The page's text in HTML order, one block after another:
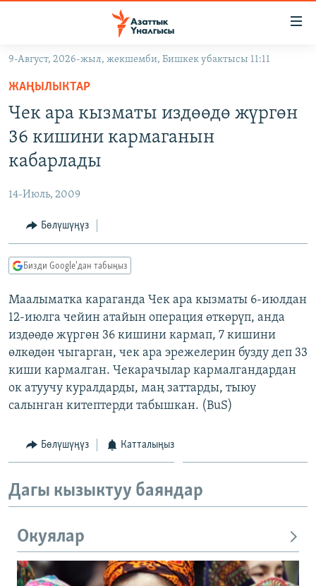
Навигацияга
өтүңүз
Издөөгө
салыңызКЫРГЫЗСТАН
САЯСАТ
МАДАНИЯТ
ДҮЙНӨ
УКРАИНА
ТВ ПРОГРАММАЛАР
БҮГҮН АЗАТТЫКТА
ДАНИСТЕ
АЗАТТЫК+
ЫҢГАЙСЫЗ СУРООЛОР
ПОДКАСТ
9-Август, 2026-жыл, жекшемби, Бишкек убактысы 11:11
ЖАҢЫЛЫКТАР
Чек ара кызматы издөөдө жүргөн
36 кишини кармаганын
кабарлады
14-Июль, 2009
Бөлүшүңүз
Бизди Google'дан табыңыз
Маалыматка караганда Чек ара кызматы 6-июлдан
12-июлга чейин атайын операция өткөрүп, анда
издөөдө жүргөн 36 кишини кармап, 7 кишини
өлкөдөн чыгарган, чек ара эрежелерин бузду деп 33
киши кармалган. Чекарачылар кармалгандардан
ок атуучу куралдарды, маң заттарды, тыюу
салынган китептерди табышкан. (BuS)
Бөлүшүңүз Катталыңыз
Дагы кызыктуу баяндар
Окуялар